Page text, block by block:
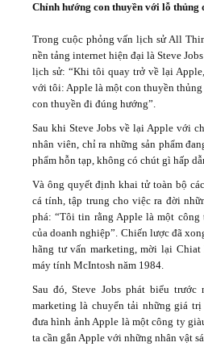
Chỉnh hướng con thuyền với lỗ thủng
Trong cuộc phỏng vấn lịch sử All
nền tảng internet hiện đại là Steve
lịch sử: “Khi tôi quay trở về lại
với tôi: Apple là một con thuyền
con thuyền đi đúng hướng”.
Sau khi Steve Jobs về lại Apple với
nhân viên, chỉ ra những sản phẩm
phẩm hỗn tạp, không có chút gì hấp
Và ông quyết định khai tử toàn bộ
cá tính, tập trung cho việc ra đời
phá: “Tôi tin rằng Apple là một
của doanh nghiệp”. Chiến lược đã
hãng tư vấn marketing, mời lại
máy tính McIntosh năm 1984.
Sau đó, Steve Jobs phát biểu
marketing là chuyển tải những giá
đưa hình ảnh Apple là một công ty
ta cần gắn Apple với những nhân vật